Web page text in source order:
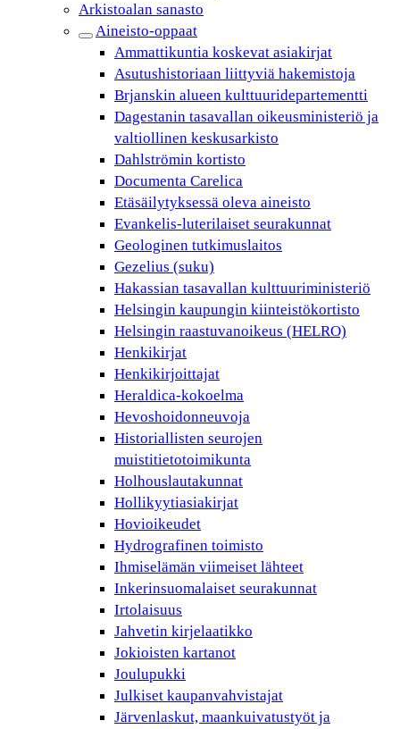
Arkistoalan sanasto
Aineisto-oppaat
Ammattikuntia koskevat asiakirjat
Asutushistoriaan liittyviä hakemistoja
Brjanskin alueen kulttuuridepartementti
Dagestanin tasavallan oikeusministeriö ja
valtiollinen keskusarkisto
Dahlströmin kortisto
Documenta Carelica
Etäsäilytyksessä oleva aineisto
Evankelis-luterilaiset seurakunnat
Geologinen tutkimuslaitos
Gezelius (suku)
Hakassian tasavallan kulttuuriministeriö
Helsingin kaupungin kiinteistökortisto
Helsingin raastuvanoikeus (HELRO)
Henkikirjat
Henkikirjoittajat
Heraldica-kokoelma
Hevoshoidonneuvoja
Historiallisten seurojen
muistitietotoimikunta
Holhouslautakunnat
Hollikyytiasiakirjat
Hovioikeudet
Hydrografinen toimisto
Ihmiselämän viimeiset lähteet
Inkerinsuomalaiset seurakunnat
Irtolaisuus
Jahvetin kirjelaatikko
Jokioisten kartanot
Joulupukki
Julkiset kaupanvahvistajat
Järvenlaskut, maankuivatustyöt ja